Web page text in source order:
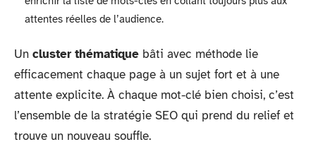
attentes réelles de l’audience.
Un cluster thématique bâti avec méthode lie
efficacement chaque page à un sujet fort et à une
attente explicite. À chaque mot-clé bien choisi, c’est
l’ensemble de la stratégie SEO qui prend du relief et
trouve un nouveau souffle.